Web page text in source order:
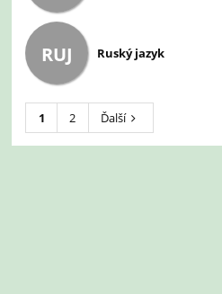
RUJ Ruský jazyk
1 2 Ďalší